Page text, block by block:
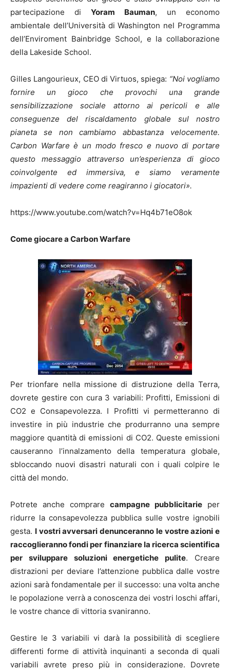
partecipazione di Yoram Bauman, un economo
ambientale dell’Università di Washington nel Programma
dell’Enviroment Bainbridge School, e la collaborazione
della Lakeside School.
Gilles Langourieux, CEO di Virtuos, spiega: “Noi vogliamo
fornire un gioco che provochi una grande
sensibilizzazione sociale attorno ai pericoli e alle
conseguenze del riscaldamento globale sul nostro
pianeta se non cambiamo abbastanza velocemente.
Carbon Warfare è un modo fresco e nuovo di portare
questo messaggio attraverso un’esperienza di gioco
coinvolgente ed immersiva, e siamo veramente
impazienti di vedere come reagiranno i giocatori».
https://www.youtube.com/watch?v=Hq4b71eO8ok
Come giocare a Carbon Warfare
Per trionfare nella missione di distruzione della Terra,
dovrete gestire con cura 3 variabili: Profitti, Emissioni di
CO2 e Consapevolezza. I Profitti vi permetteranno di
investire in più industrie che produrranno una sempre
maggiore quantità di emissioni di CO2. Queste emissioni
causeranno l’innalzamento della temperatura globale,
sbloccando nuovi disastri naturali con i quali colpire le
città del mondo.
Potrete anche comprare campagne pubblicitarie per
ridurre la consapevolezza pubblica sulle vostre ignobili
gesta. I vostri avversari denunceranno le vostre azioni e
raccoglieranno fondi per finanziare la ricerca scientifica
per sviluppare soluzioni energetiche pulite. Creare
distrazioni per deviare l’attenzione pubblica dalle vostre
azioni sarà fondamentale per il successo: una volta anche
le popolazione verrà a conoscenza dei vostri loschi affari,
le vostre chance di vittoria svaniranno.
Gestire le 3 variabili vi darà la possibilità di scegliere
differenti forme di attività inquinanti a seconda di quali
variabili avrete preso più in considerazione. Dovrete